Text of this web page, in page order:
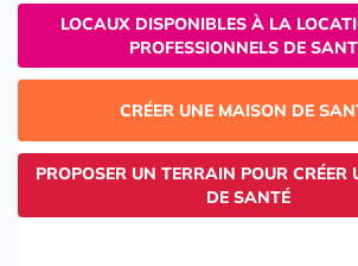
LOCAUX DISPONIBLES À LA
PROFESSIONNELS DE
CRÉER UNE MAISON DE
PROPOSER UN TERRAIN POUR CRÉER
DE SANTÉ